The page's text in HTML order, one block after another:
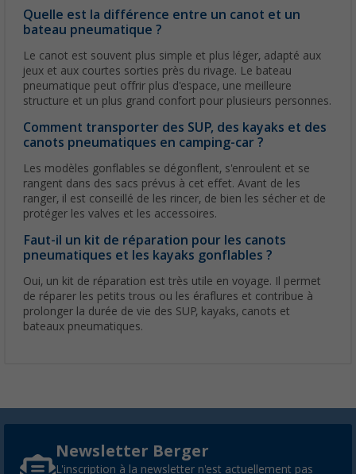
Quelle est la différence entre un canot et un
bateau pneumatique ?
Le canot est souvent plus simple et plus léger, adapté aux
jeux et aux courtes sorties près du rivage. Le bateau
pneumatique peut offrir plus d'espace, une meilleure
structure et un plus grand confort pour plusieurs personnes.
Comment transporter des SUP, des kayaks et des
canots pneumatiques en camping-car ?
Les modèles gonflables se dégonflent, s'enroulent et se
rangent dans des sacs prévus à cet effet. Avant de les
ranger, il est conseillé de les rincer, de bien les sécher et de
protéger les valves et les accessoires.
Faut-il un kit de réparation pour les canots
pneumatiques et les kayaks gonflables ?
Oui, un kit de réparation est très utile en voyage. Il permet
de réparer les petits trous ou les éraflures et contribue à
prolonger la durée de vie des SUP, kayaks, canots et
bateaux pneumatiques.
Newsletter Berger
L'inscription à la newsletter n'est actuellement pas